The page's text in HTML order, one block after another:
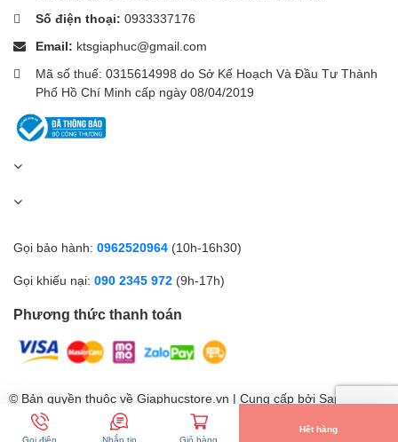
Số điện thoại: 0933337176
Email: ktsgiaphuc@gmail.com
Mã số thuế: 0315614998 do Sở Kế Hoạch Và Đầu Tư Thành
Phố Hồ Chí Minh cấp ngày 08/04/2019
Gọi bảo hành: 0962520964 (10h-16h30)
Gọi khiếu nại: 090 2345 972 (9h-17h)
Phương thức thanh toán
© Bản quyền thuộc về Giaphucstore.vn | Cung cấp bởi Sapo
Gọi điện Nhắn tin Giỏ hàng
Hết hàng